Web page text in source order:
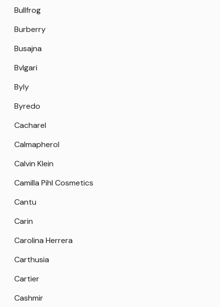
Bullfrog
Burberry
Busajna
Bvlgari
Byly
Byredo
Cacharel
Calmapherol
Calvin Klein
Camilla Pihl Cosmetics
Cantu
Carin
Carolina Herrera
Carthusia
Cartier
Cashmir